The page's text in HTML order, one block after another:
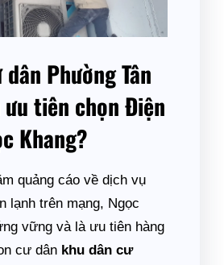
Phường Tân
ưu tiên chọn Điện
Khang?
quảng cáo về dịch vụ
lạnh trên mạng, Ngọc
vững và là ưu tiên hàng
cư dân khu dân cư